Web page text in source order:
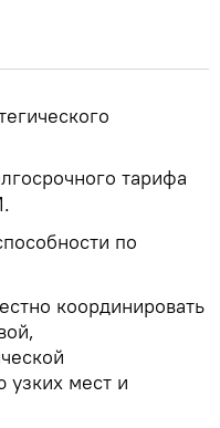
тарифа
по
координировать
узких мест и